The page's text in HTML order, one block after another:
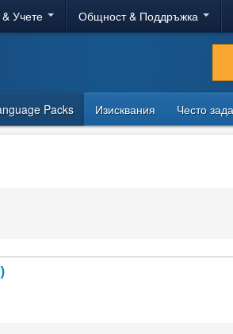
Учете Общност & Поддръжка
Packs Изисквания Често